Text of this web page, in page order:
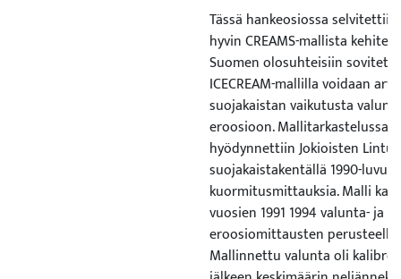
Tässä hankeosiossa
hyvin CREAMS-mallista
Suomen olosuhteisiin
ICECREAM-mallilla voidaan
suojakaistan vaikutusta
eroosioon. Mallitarkastelussa
hyödynnettiin Jokioisten
suojakaistakentällä 1990-
kuormitusmittauksia. Malli
vuosien 1991 1994 valunta- ja
eroosiomittausten perusteella.
Mallinnettu valunta oli